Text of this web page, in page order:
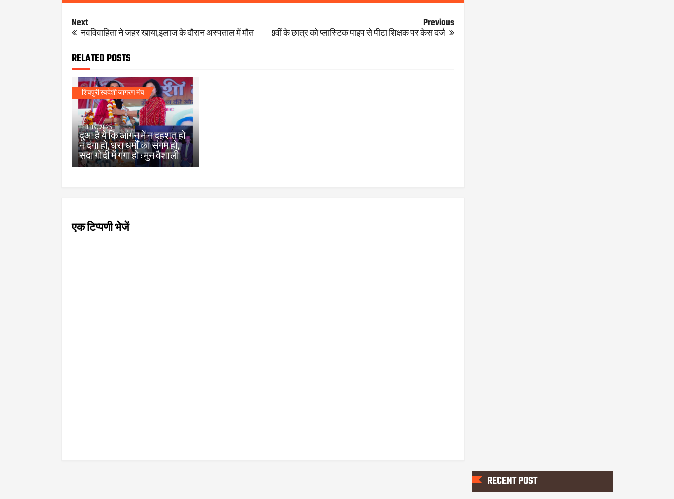
Next
नवविवाहिता ने जहर खाया,इलाज के दौरान अस्पताल में मौत
Previous
9वीं के छात्र को प्लास्टिक पाइप से पीटा शिक्षक पर केस दर्ज
RELATED POSTS
शिवपुरी स्वदेशी जागरण मंच
FEB 04, 2025
दुआ है ये कि आंगन में न दहशत हो
न दंगा हो, धरा धर्मों का संगम हो,
सदा गोदी में गंगा हो : मुन वैशाली
एक टिप्पणी भेजें
RECENT POST